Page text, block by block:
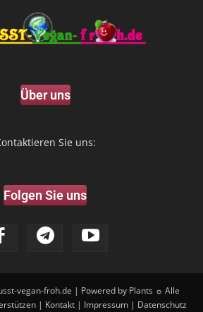
Über uns
Sie uns:
Folgen Sie uns
vegan-froh.de | Powered by Plants ☼ Alle
| Kontakt| Impressum| Datenschutz